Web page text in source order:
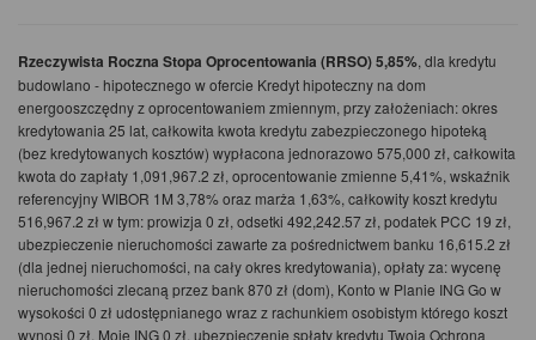
Rzeczywista Roczna Stopa Oprocentowania (RRSO) 5,85%, dla kredytu
budowlano - hipotecznego w ofercie Kredyt hipoteczny na dom
energooszczędny z oprocentowaniem zmiennym, przy założeniach: okres
kredytowania 25 lat, całkowita kwota kredytu zabezpieczonego hipoteką
(bez kredytowanych kosztów) wypłacona jednorazowo 575,000 zł, całkowita
kwota do zapłaty 1,091,967.2 zł, oprocentowanie zmienne 5,41%, wskaźnik
referencyjny WIBOR 1M 3,78% oraz marża 1,63%, całkowity koszt kredytu
516,967.2 zł w tym: prowizja 0 zł, odsetki 492,242.57 zł, podatek PCC 19 zł,
ubezpieczenie nieruchomości zawarte za pośrednictwem banku 16,615.2 zł
(dla jednej nieruchomości, na cały okres kredytowania), opłaty za: wycenę
nieruchomości zlecaną przez bank 870 zł (dom), Konto w Planie ING Go w
wysokości 0 zł udostępnianego wraz z rachunkiem osobistym którego koszt
wynosi 0 zł, Moje ING 0 zł, ubezpieczenie spłaty kredytu Twoja Ochrona